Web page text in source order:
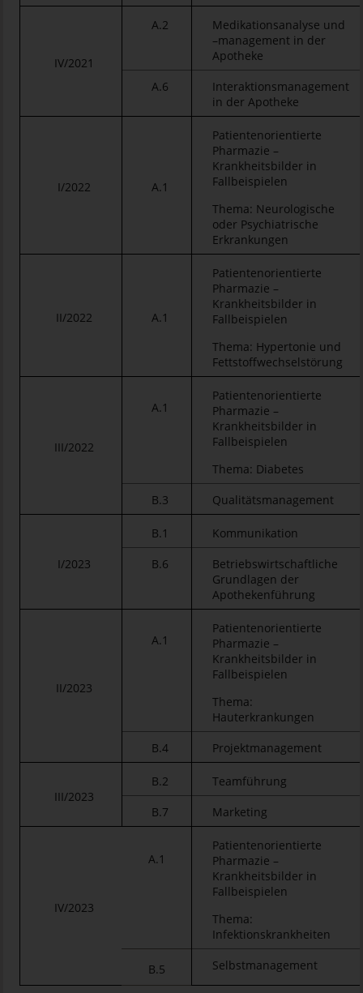
IV/2021
A.2
Medikationsanalyse und
–management in der
Apotheke
A.6
Interaktionsmanagement
in der Apotheke
I/2022 A.1
Patientenorientierte
Pharmazie –
Krankheitsbilder in
Fallbeispielen
Thema: Neurologische
oder Psychiatrische
Erkrankungen
II/2022 A.1
Patientenorientierte
Pharmazie –
Krankheitsbilder in
Fallbeispielen
Thema: Hypertonie und
Fettstoffwechselstörung
III/2022
A.1
Patientenorientierte
Pharmazie –
Krankheitsbilder in
Fallbeispielen
Thema: Diabetes
B.3
Qualitätsmanagement
I/2023
B.1
Kommunikation
B.6
Betriebswirtschaftliche
Grundlagen der
Apothekenführung
II/2023
A.1
Patientenorientierte
Pharmazie –
Krankheitsbilder in
Fallbeispielen
Thema:
Hauterkrankungen
B.4
Projektmanagement
III/2023
B.2
Teamführung
B.7
Marketing
IV/2023
A.1
Patientenorientierte
Pharmazie –
Krankheitsbilder in
Fallbeispielen
Thema:
Infektionskrankheiten
B.5 Selbstmanagement